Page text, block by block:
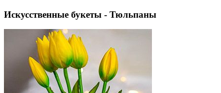
Искусственные букеты - Тюльпаны